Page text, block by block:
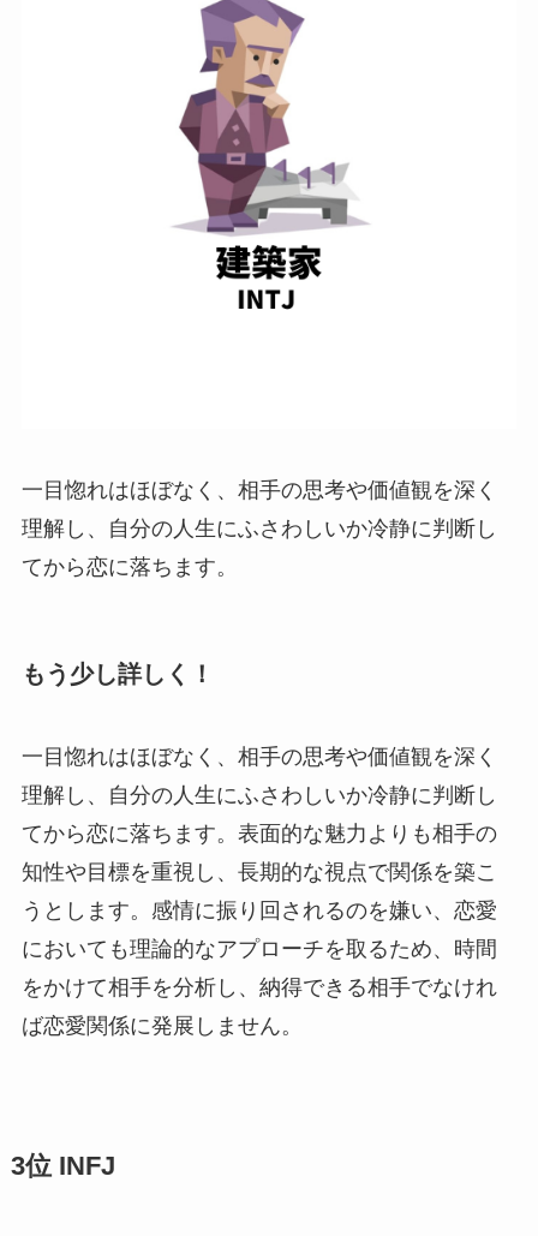
一目惚れはほぼなく、相手の思考や価値観を深く
理解し、自分の人生にふさわしいか冷静に判断し
てから恋に落ちます。
もう少し詳しく！
一目惚れはほぼなく、相手の思考や価値観を深く
理解し、自分の人生にふさわしいか冷静に判断し
てから恋に落ちます。表面的な魅力よりも相手の
知性や目標を重視し、長期的な視点で関係を築こ
うとします。感情に振り回されるのを嫌い、恋愛
においても理論的なアプローチを取るため、時間
をかけて相手を分析し、納得できる相手でなけれ
ば恋愛関係に発展しません。
3位 INFJ